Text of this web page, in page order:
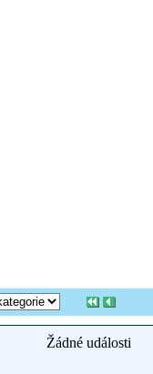
Žádné události